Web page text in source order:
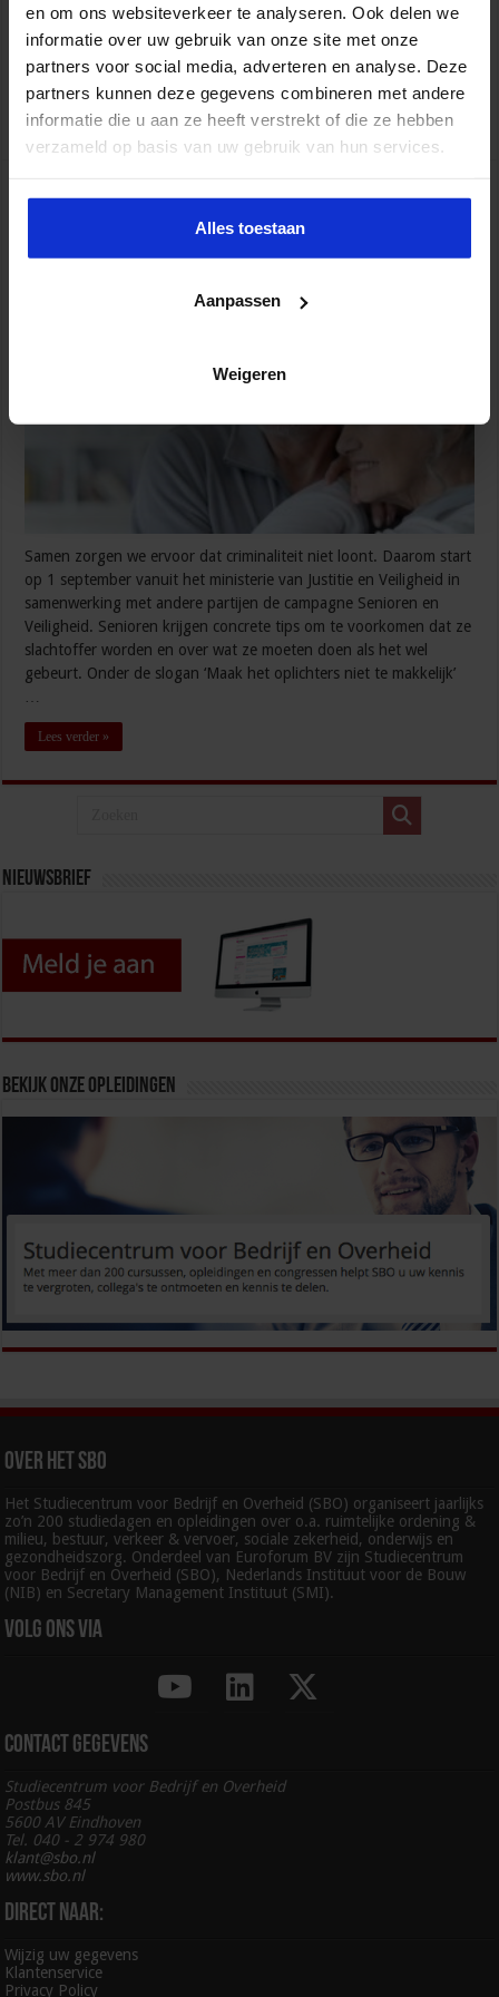
en om ons websiteverkeer te analyseren. Ook delen we
informatie over uw gebruik van onze site met onze
partners voor social media, adverteren en analyse. Deze
partners kunnen deze gegevens combineren met andere
informatie die u aan ze heeft verstrekt of die ze hebben
verzameld op basis van uw gebruik van hun services.
Alles toestaan
Aanpassen
Weigeren
intelligentieAandachtsproblemenSlechte schoolprestaties
Risicofactoren op gezinsniveau: Ruzies tussen ouders of huiselijk
geweldCriminele ouders, broers of
zussenArmoedeWerkeloosheidIneffectieve discipline in de …
Lees verder »
Campagne Senioren en Veiligheid 1
september van start
Liz de Bie
28 augustus 2020
Samen zorgen we ervoor dat criminaliteit niet loont. Daarom start
op 1 september vanuit het ministerie van Justitie en Veiligheid in
samenwerking met andere partijen de campagne Senioren en
Veiligheid. Senioren krijgen concrete tips om te voorkomen dat ze
slachtoffer worden en over wat ze moeten doen als het wel
gebeurt. Onder de slogan ‘Maak het oplichters niet te makkelijk’
Lees verder »
Nieuwsbrief
Bekijk onze opleidingen
Over het SBO
Het Studiecentrum voor Bedrijf en Overheid (SBO) organiseert jaarlijks
zo’n 200 studiedagen en opleidingen over o.a. ruimtelijke ordening &
milieu, bestuur, verkeer & vervoer, sociale zekerheid, onderwijs en
gezondheidszorg. Onderdeel van Euroforum BV zijn Studiecentrum
voor Bedrijf en Overheid (SBO), Nederlands Instituut voor de Bouw
(NIB) en Secretary Management Instituut (SMI).
Volg ons via
Contact gegevens
Studiecentrum voor Bedrijf en Overheid
Postbus 845
5600 AV Eindhoven
Tel. 040 - 2 974 980
klant@sbo.nl
www.sbo.nl
Direct naar:
Wijzig uw gegevens
Klantenservice
Privacy Policy